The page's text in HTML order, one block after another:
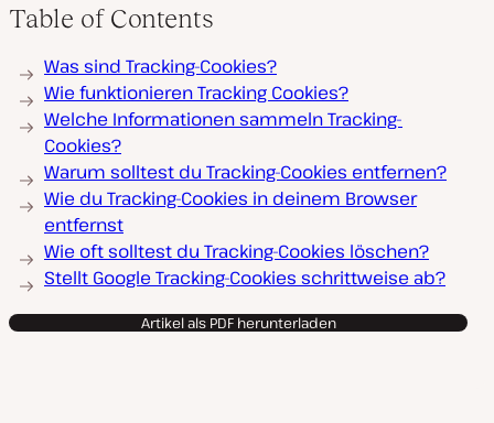
Table of Contents
Was sind Tracking-Cookies?
Wie funktionieren Tracking Cookies?
Welche Informationen sammeln Tracking-
Cookies?
Warum solltest du Tracking-Cookies entfernen?
Wie du Tracking-Cookies in deinem Browser
entfernst
Wie oft solltest du Tracking-Cookies löschen?
Stellt Google Tracking-Cookies schrittweise ab?
Artikel als PDF herunterladen